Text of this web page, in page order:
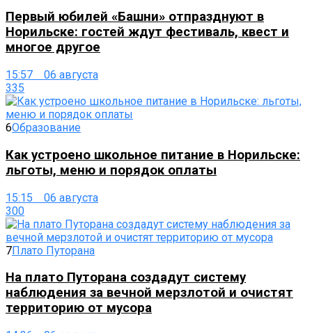
Первый юбилей «Башни» отпразднуют в
Норильске: гостей ждут фестиваль, квест и
многое другое
15:57 06 августа
335
6Образование
Как устроено школьное питание в Норильске:
льготы, меню и порядок оплаты
15:15 06 августа
300
7Плато Путорана
На плато Путорана создадут систему
наблюдения за вечной мерзлотой и очистят
территорию от мусора